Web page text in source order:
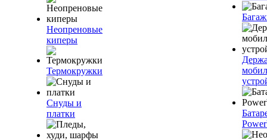
Неопреновые
киперы
Термокружки
Снуды и
платки